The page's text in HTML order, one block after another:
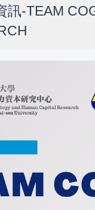
訊-TEAM